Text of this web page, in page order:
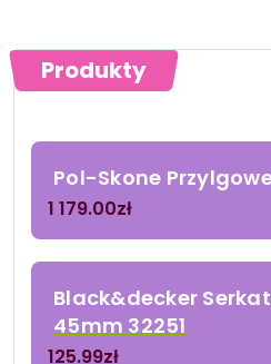
Produkty
Pol-Skone
1 179.00zł
Black&decker
45mm 32251
125.99zł